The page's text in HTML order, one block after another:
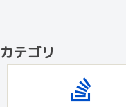
カテゴリ